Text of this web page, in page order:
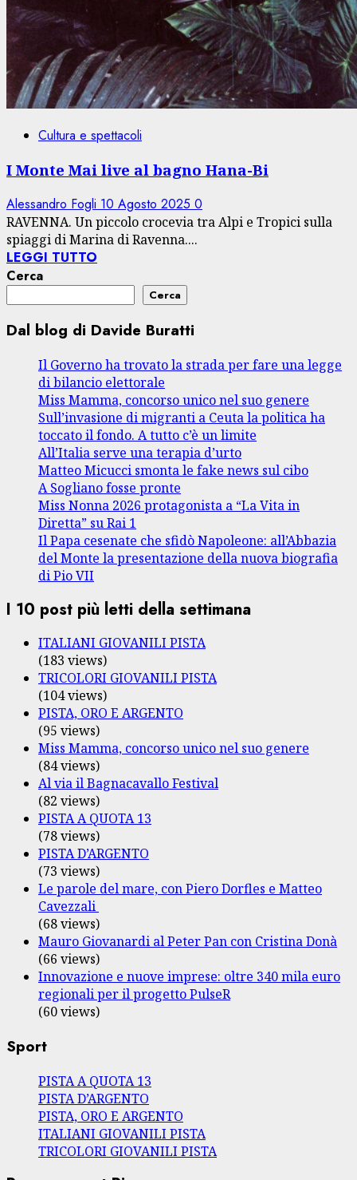
Cultura e spettacoli
I Monte Mai live al bagno Hana-Bi
Alessandro Fogli 10 Agosto 2025 0
RAVENNA. Un piccolo crocevia tra Alpi e Tropici sulla
spiaggi di Marina di Ravenna....
LEGGI TUTTO
Cerca
Cerca
Dal blog di Davide Buratti
Il Governo ha trovato la strada per fare una legge
di bilancio elettorale
Miss Mamma, concorso unico nel suo genere
Sull’invasione di migranti a Ceuta la politica ha
toccato il fondo. A tutto c’è un limite
All’Italia serve una terapia d’urto
Matteo Micucci smonta le fake news sul cibo
A Sogliano fosse pronte
Miss Nonna 2026 protagonista a “La Vita in
Diretta” su Rai 1
Il Papa cesenate che sfidò Napoleone: all’Abbazia
del Monte la presentazione della nuova biografia
di Pio VII
I 10 post più letti della settimana
ITALIANI GIOVANILI PISTA
(183 views)
TRICOLORI GIOVANILI PISTA
(104 views)
PISTA, ORO E ARGENTO
(95 views)
Miss Mamma, concorso unico nel suo genere
(84 views)
Al via il Bagnacavallo Festival
(82 views)
PISTA A QUOTA 13
(78 views)
PISTA D’ARGENTO
(73 views)
Le parole del mare, con Piero Dorfles e Matteo
Cavezzali
(68 views)
Mauro Giovanardi al Peter Pan con Cristina Donà
(66 views)
Innovazione e nuove imprese: oltre 340 mila euro
regionali per il progetto PulseR
(60 views)
Sport
PISTA A QUOTA 13
PISTA D’ARGENTO
PISTA, ORO E ARGENTO
ITALIANI GIOVANILI PISTA
TRICOLORI GIOVANILI PISTA